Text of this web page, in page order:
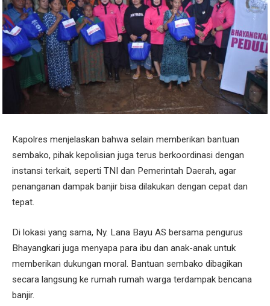
Kapolres menjelaskan bahwa selain memberikan bantuan
sembako, pihak kepolisian juga terus berkoordinasi dengan
instansi terkait, seperti TNI dan Pemerintah Daerah, agar
penanganan dampak banjir bisa dilakukan dengan cepat dan
tepat.
Di lokasi yang sama, Ny. Lana Bayu AS bersama pengurus
Bhayangkari juga menyapa para ibu dan anak-anak untuk
memberikan dukungan moral. Bantuan sembako dibagikan
secara langsung ke rumah rumah warga terdampak bencana
banjir.